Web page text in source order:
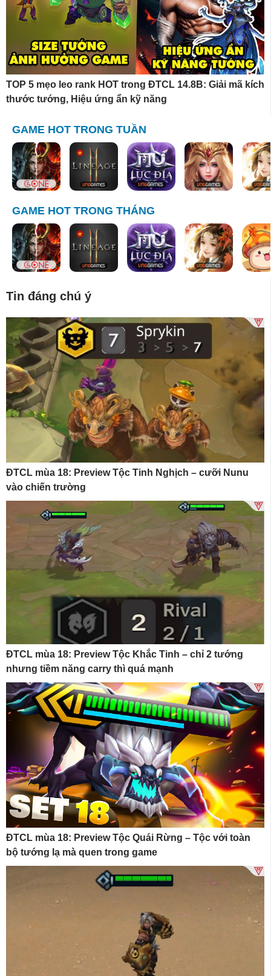
TOP 5 mẹo leo rank HOT trong ĐTCL 14.8B: Giải mã kích
thước tướng, Hiệu ứng ẩn kỹ năng
GAME HOT TRONG TUẦN
GAME HOT TRONG THÁNG
Tin đáng chú ý
ĐTCL mùa 18: Preview Tộc Tinh Nghịch – cưỡi Nunu
vào chiến trường
ĐTCL mùa 18: Preview Tộc Khắc Tinh – chỉ 2 tướng
nhưng tiềm năng carry thì quá mạnh
ĐTCL mùa 18: Preview Tộc Quái Rừng – Tộc với toàn
bộ tướng lạ mà quen trong game